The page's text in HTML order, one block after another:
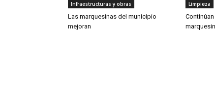
Infraestructuras y obras
Las marquesinas del municipio
mejoran
Limpieza